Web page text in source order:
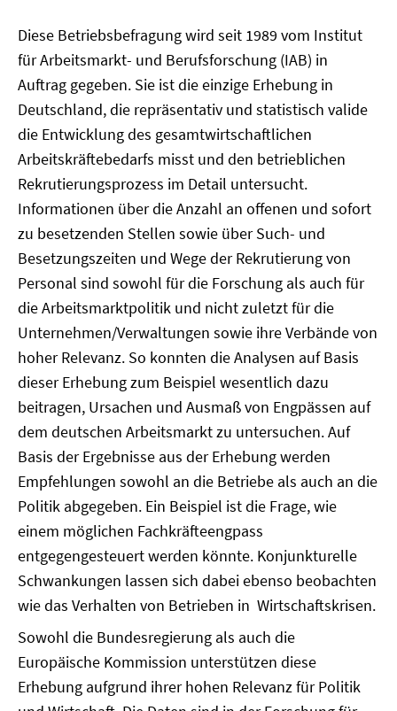
Diese Betriebsbefragung wird seit 1989 vom Institut
für Arbeitsmarkt- und Berufsforschung (IAB) in
Auftrag gegeben. Sie ist die einzige Erhebung in
Deutschland, die repräsentativ und statistisch valide
die Entwicklung des gesamtwirtschaftlichen
Arbeitskräftebedarfs misst und den betrieblichen
Rekrutierungsprozess im Detail untersucht.
Informationen über die Anzahl an offenen und sofort
zu besetzenden Stellen sowie über Such- und
Besetzungszeiten und Wege der Rekrutierung von
Personal sind sowohl für die Forschung als auch für
die Arbeitsmarktpolitik und nicht zuletzt für die
Unternehmen/Verwaltungen sowie ihre Verbände von
hoher Relevanz. So konnten die Analysen auf Basis
dieser Erhebung zum Beispiel wesentlich dazu
beitragen, Ursachen und Ausmaß von Engpässen auf
dem deutschen Arbeitsmarkt zu untersuchen. Auf
Basis der Ergebnisse aus der Erhebung werden
Empfehlungen sowohl an die Betriebe als auch an die
Politik abgegeben. Ein Beispiel ist die Frage, wie
einem möglichen Fachkräfteengpass
entgegengesteuert werden könnte. Konjunkturelle
Schwankungen lassen sich dabei ebenso beobachten
wie das Verhalten von Betrieben in Wirtschaftskrisen.
Sowohl die Bundesregierung als auch die
Europäische Kommission unterstützen diese
Erhebung aufgrund ihrer hohen Relevanz für Politik